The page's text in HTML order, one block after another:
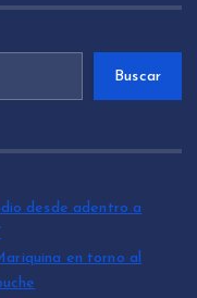
Buscar
desde adentro a
en torno al